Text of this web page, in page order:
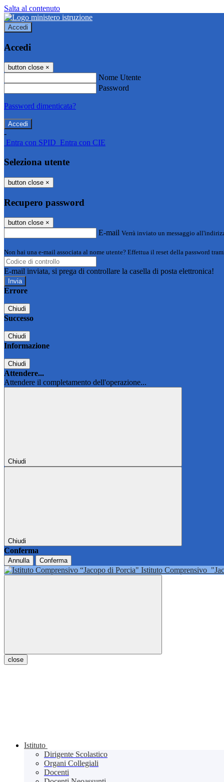
Salta al contenuto
Accedi
Accedi
button close ×
Nome Utente
Password
Password dimenticata?
-
Entra con SPID Entra con CIE
Seleziona utente
button close ×
Recupero password
button close ×
E-mail Verrà inviato un messaggio
Non hai una e-mail associata al nome utente? Effettua il reset della password
E-mail inviata, si prega di controllare la casella di posta elettronica!
Errore
Chiudi
Successo
Chiudi
Informazione
Chiudi
Attendere...
Attendere il completamento dell'operazione...
Chiudi
Chiudi
Conferma
Annulla Conferma
Istituto Comprensivo
close
Istituto
Dirigente Scolastico
Organi Collegiali
Docenti